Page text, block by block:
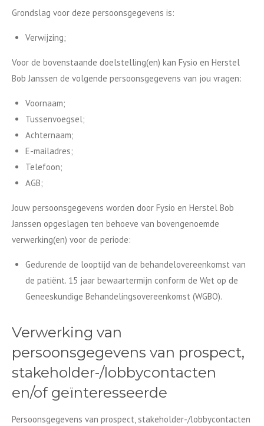
Grondslag voor deze persoonsgegevens is:
Verwijzing;
Voor de bovenstaande doelstelling(en) kan Fysio en Herstel
Bob Janssen de volgende persoonsgegevens van jou vragen:
Voornaam;
Tussenvoegsel;
Achternaam;
E-mailadres;
Telefoon;
AGB;
Jouw persoonsgegevens worden door Fysio en Herstel Bob
Janssen opgeslagen ten behoeve van bovengenoemde
verwerking(en) voor de periode:
Gedurende de looptijd van de behandelovereenkomst van
de patiënt. 15 jaar bewaartermijn conform de Wet op de
Geneeskundige Behandelingsovereenkomst (WGBO).
Verwerking van
persoonsgegevens van prospect,
stakeholder-/lobbycontacten
en/of geïnteresseerde
Persoonsgegevens van prospect, stakeholder-/lobbycontacten